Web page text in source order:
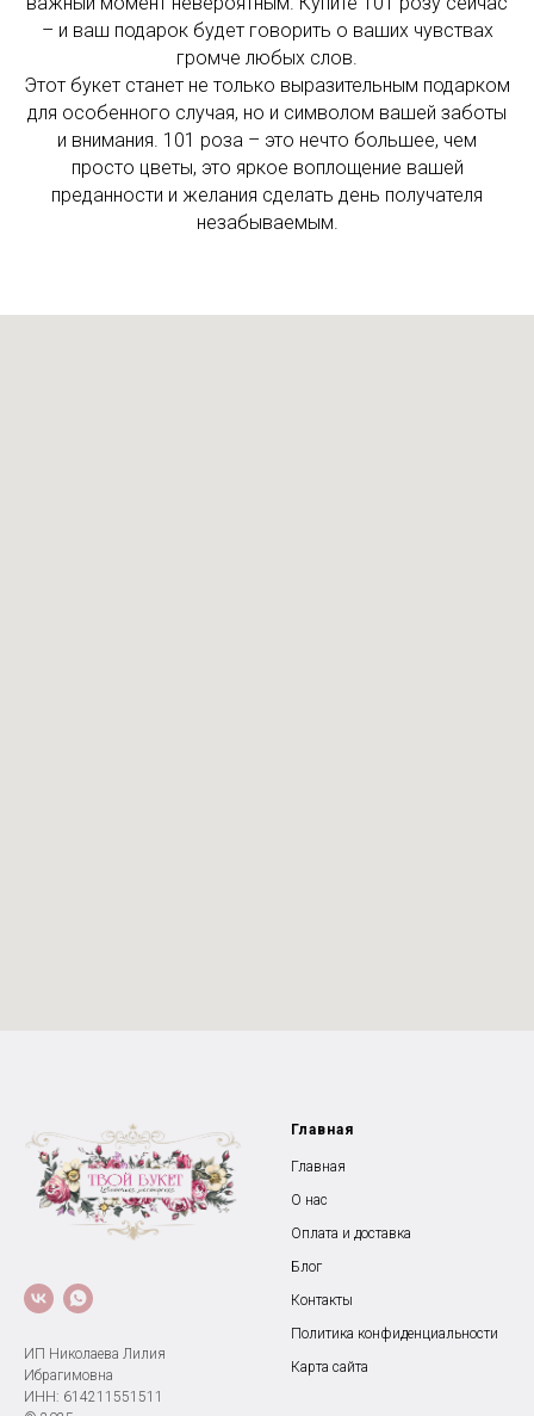
– и ваш подарок будет говорить о ваших чувствах
громче любых слов.
Этот букет станет не только выразительным подарком
для особенного случая, но и символом вашей заботы
и внимания. 101 роза – это нечто большее, чем
просто цветы, это яркое воплощение вашей
преданности и желания сделать день получателя
незабываемым.
ИП Николаева Лилия
Ибрагимовна
ИНН: 614211551511
Главная
Главная
О нас
Оплата и доставка
Блог
Контакты
Политика конфиденциальности
Карта сайта